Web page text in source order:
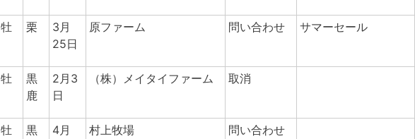
牡 栗
3月
25日
原ファーム 問い合わせ サマーセール
牡
黒
鹿
2月3
日
（株）メイタイファーム 取消
牡
黒
4月
村上牧場 問い合わせ